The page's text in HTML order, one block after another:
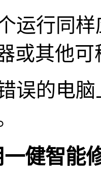
运行同
或其他
误的电
健智能